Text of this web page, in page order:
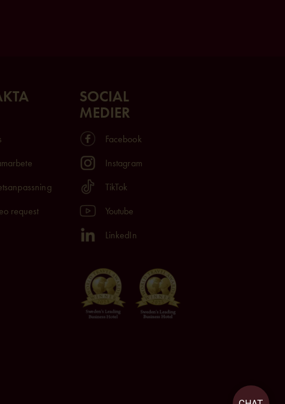
arbete
request
SOCIAL
MEDIER
Facebook
Instagram
TikTok
Youtube
LinkedIn